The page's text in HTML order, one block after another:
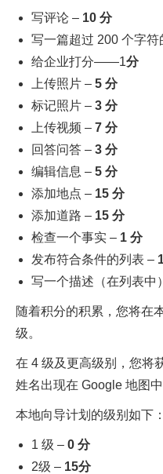
写评论 – 10 分
写一篇超过 200 个字符
给企业打分——1分
上传照片 – 5 分
标记照片 – 3 分
上传视频 – 7 分
回答问答 – 3 分
编辑信息 – 5 分
添加地点 – 15 分
添加道路 – 15 分
检查一个事实 – 1 分
发布符合条件的列表 –
写一个描述（在列表中
随着积分的积累，您将在
级。
在 4 级及更高级别，您将
姓名出现在 Google 地图
本地向导计划的级别如下：
1 级 – 0 分
2级 – 15分